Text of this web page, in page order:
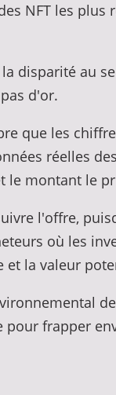
NFT les
disparité au
d'or.
que les
réelles
le montant le
l'offre,
où les
la valeur
frapper